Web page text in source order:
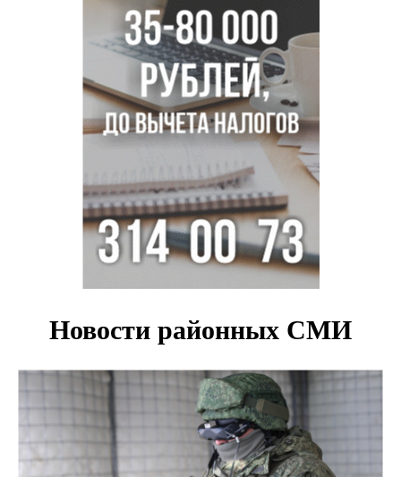
Актриса из Новосибирска Евгения Туркова сыграла мать
в сериале «Малой»